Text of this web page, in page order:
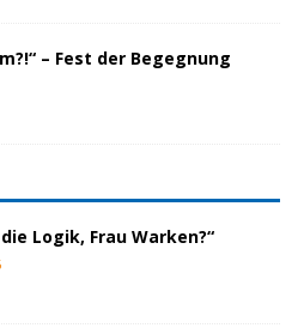
– Fest der Begegnung
Logik, Frau Warken?“